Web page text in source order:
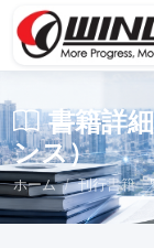
書籍詳
ンス）
ホーム 刊行書籍一